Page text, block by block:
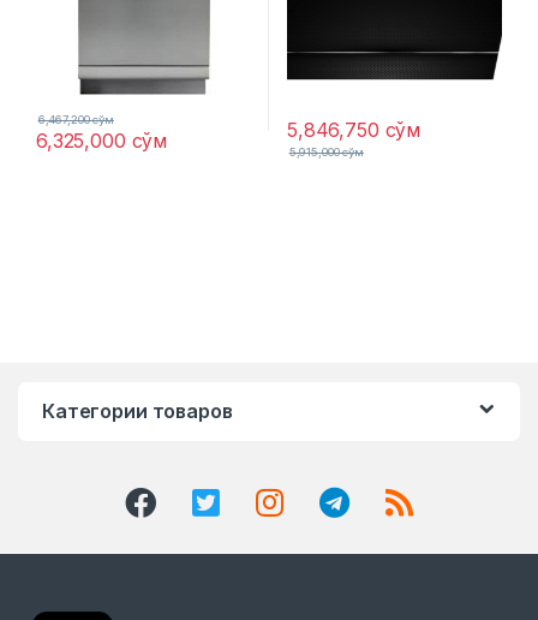
6,325,000 сўм
6,467,200сўм 5,846,750 сўм
5,915,000сўм
Категории товаров